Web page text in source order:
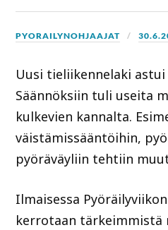
PYORAILYNOHJAAJAT
Uusi tieliikennelaki astui
Säännöksiin tuli useita
kulkevien kannalta.
väistämissääntöihin,
pyöräväyliin tehtiin
Ilmaisessa
kerrotaan tärkeimmistä